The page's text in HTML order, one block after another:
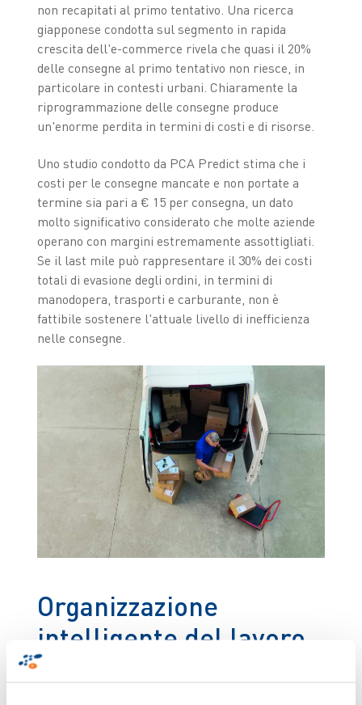
non recapitati al primo tentativo. Una ricerca
giapponese condotta sul segmento in rapida
crescita dell'e-commerce rivela che quasi il 20%
delle consegne al primo tentativo non riesce, in
particolare in contesti urbani. Chiaramente la
riprogrammazione delle consegne produce
un'enorme perdita in termini di costi e di risorse.
Uno studio condotto da PCA Predict stima che i
costi per le consegne mancate e non portate a
termine sia pari a € 15 per consegna, un dato
molto significativo considerato che molte aziende
operano con margini estremamente assottigliati.
Se il last mile può rappresentare il 30% dei costi
totali di evasione degli ordini, in termini di
manodopera, trasporti e carburante, non è
fattibile sostenere l'attuale livello di inefficienza
nelle consegne.
Organizzazione
intelligente del lavoro